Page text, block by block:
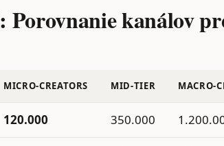
Porovnanie kanálov
MICRO‑CREATORS MID‑TIER
120.000 350.000